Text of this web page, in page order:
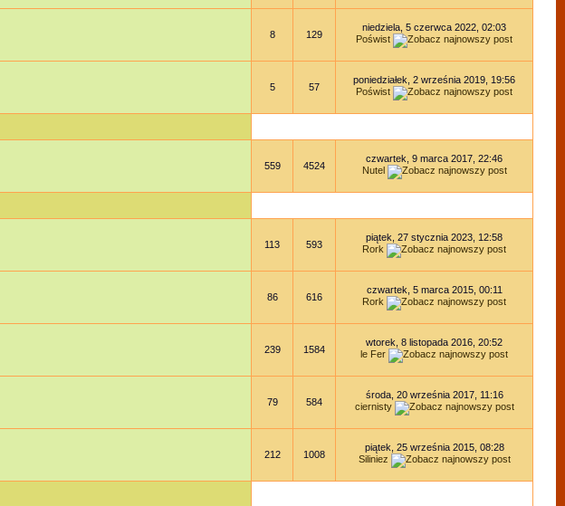
8 129
niedziela, 5 czerwca 2022, 02:03
Poświst
5 57
poniedziałek, 2 września 2019, 19:56
Poświst
559 4524
czwartek, 9 marca 2017, 22:46
Nutel
113 593
piątek, 27 stycznia 2023, 12:58
Rork
86 616
czwartek, 5 marca 2015, 00:11
Rork
239 1584
wtorek, 8 listopada 2016, 20:52
le Fer
79 584
środa, 20 września 2017, 11:16
ciernisty
212 1008
piątek, 25 września 2015, 08:28
Siliniez